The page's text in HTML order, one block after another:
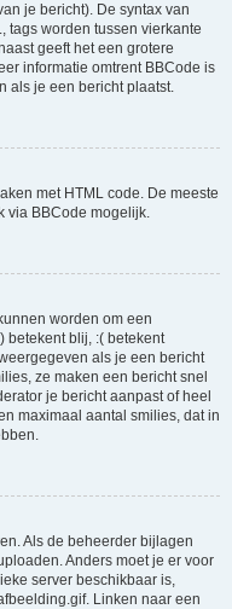
je bericht). De syntax van
tags worden tussen vierkante
geeft het een grotere
informatie omtrent BBCode is
als je een bericht plaatst.
met HTML code. De meeste
via BBCode mogelijk.
worden om een
betekent blij, :( betekent
als je een bericht
ze maken een bericht snel
je bericht aanpast of heel
maximaal aantal smilies, dat in
Als de beheerder bijlagen
Anders moet je er voor
server beschikbaar is,
Linken naar een